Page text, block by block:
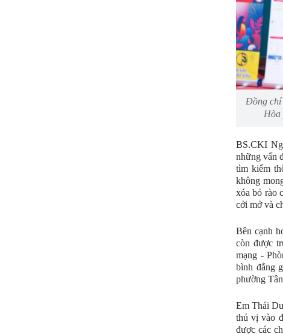
Đồng chí
Hòa
BS.CKI
những vấn
tìm kiếm
không
xóa bỏ rào
cởi mở và
Bên cạnh
còn được
mạng -
bình đẳng
phường
Em Thái
thú vị vào
được các